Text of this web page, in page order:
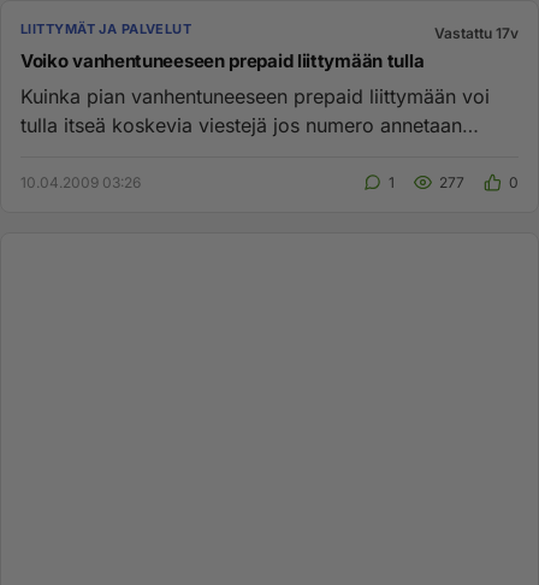
LIITTYMÄT JA PALVELUT Vastattu 17v
Voiko vanhentuneeseen prepaid liittymään tulla
Kuinka pian vanhentuneeseen prepaid liittymään voi
tulla itseä koskevia viestejä jos numero annetaan
10.04.2009 03:26 1 277 0